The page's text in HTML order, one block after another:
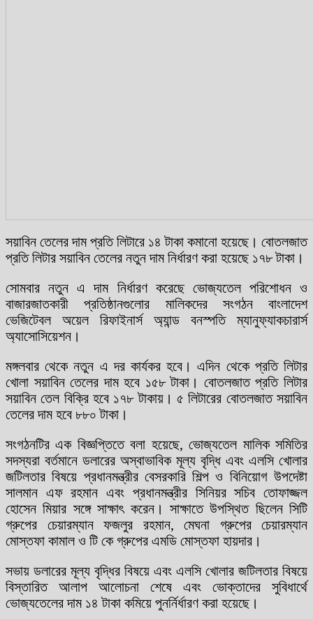
সয়াবিন তেলের দাম প্রতি লিটারে ১৪ টাকা কমানো হয়েছে। বোতলজাত
প্রতি লিটার সয়াবিন তেলের নতুন দাম নির্ধারণ করা হয়েছে ১৭৮ টাকা।
সোমবার নতুন এ দাম নির্ধারণ করেছে ভোজ্যতেল পরিশোধন ও
বাজারজাতকারী প্রতিষ্ঠানগুলোর মালিকদের সংগঠন বাংলাদেশ
ভেজিটেবল অয়েল রিফাইনার্স অ্যান্ড বনস্পতি ম্যানুফ্যাকচারার্স
অ্যাসোসিয়েশন।
মঙ্গলবার থেকে নতুন এ দর কার্যকর হবে। এদিন থেকে প্রতি লিটার
খোলা সয়াবিন তেলের দাম হবে ১৫৮ টাকা। বোতলজাত প্রতি লিটার
সয়াবিন তেল বিক্রি হবে ১৭৮ টাকায়। ৫ লিটারের বোতলজাত সয়াবিন
তেলের দাম হবে ৮৮০ টাকা।
সংগঠনটির এক বিজ্ঞপ্তিতে বলা হয়েছে, ভোজ্যতেল মালিক সমিতির
সদস্যরা বর্তমানে ডলারের অস্বাভাবিক মূল্য বৃদ্ধি এবং এলসি খোলার
জটিলতার বিষয়ে প্রধানমন্ত্রীর বেসরকারি শিল্প ও বিনিয়োগ উপদেষ্টা
সালমান এফ রহমান এবং প্রধানমন্ত্রীর সিনিয়র সচিব তোফাজ্জল
হোসেন মিয়ার সঙ্গে সাক্ষাৎ করেন। সাক্ষাতে উপস্থিত ছিলেন সিটি
গ্রুপের চেয়ারম্যান ফজলুর রহমান, মেঘনা গ্রুপের চেয়ারম্যান
মোস্তফা কামাল ও টি কে গ্রুপের এমডি মোস্তফা হায়দার।
সভায় ডলারের মূল্য বৃদ্ধির বিষয়ে এবং এলসি খোলার জটিলতার বিষয়ে
বিস্তারিত আলাপ আলোচনা শেষে এবং ভোক্তাদের সুবিধার্থে
ভোজ্যতেলের দাম ১৪ টাকা কমিয়ে পুনর্নির্ধারণ করা হয়েছে।